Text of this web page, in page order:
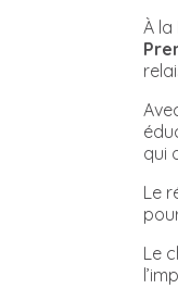
À la
qui
Le
Le